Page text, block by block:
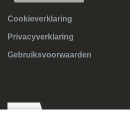
Cookieverklaring
Privacyverklaring
Gebruiksvoorwaarden